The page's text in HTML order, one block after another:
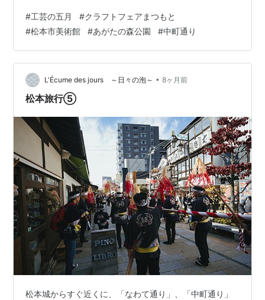
31日まで（クラフトフェアまつもとは5月30～31日）の
開催です。 1985年に始まったクラフトフェアまつもとを
きっかけに、2007年に工芸の五月として街をあげた祭典
へと発展してから節目となる20周年を迎え、例年以上の
盛り上がりを見せています。 www.shimintimes.co.jp
#工芸の五月 #クラフトフェアまつもと
#松本市美術館 #あがたの森公園 #中町通り
L'Écume des jours ～日々の泡～ • 8ヶ月前
松本旅行⑤
松本城からすぐ近くに、「なわて通り」、「中町通り」